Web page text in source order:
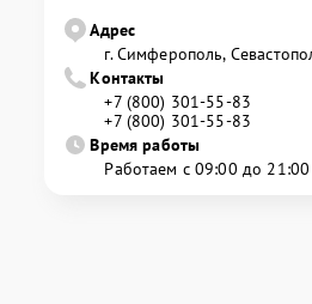
Адрес
г. Симферополь,
Контакты
+7 (800) 301-55-83
+7 (800) 301-55-83
Время работы
Работаем с 09:00 до 21:00